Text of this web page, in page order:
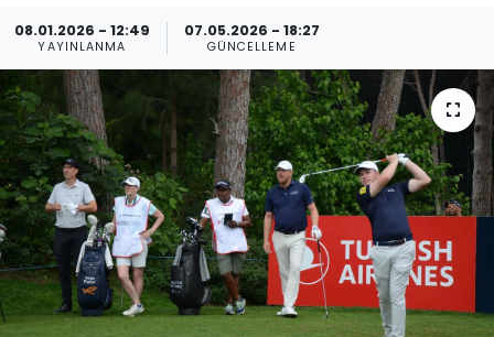
08.01.2026 - 12:49
YAYINLANMA
07.05.2026 - 18:27
GÜNCELLEME
Teknoloji
Resmi İlanlar
Yaşam
Künye
Gizlilik Sözleşmesi
İletişim